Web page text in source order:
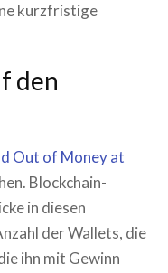
kurzfristige
den
Out of Money at
Blockchain-
in diesen
der Wallets, die
ihn mit Gewinn